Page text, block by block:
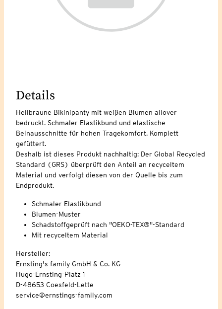
Details
Hellbraune Bikinipanty mit weißen Blumen allover
bedruckt. Schmaler Elastikbund und elastische
Beinausschnitte für hohen Tragekomfort. Komplett
gefüttert.
Deshalb ist dieses Produkt nachhaltig: Der Global Recycled
Standard (GRS) überprüft den Anteil an recyceltem
Material und verfolgt diesen von der Quelle bis zum
Endprodukt.
Schmaler Elastikbund
Blumen-Muster
Schadstoffgeprüft nach "OEKO-TEX®"-Standard
Mit recyceltem Material
Hersteller:
Ernsting's family GmbH & Co. KG
Hugo-Ernsting-Platz 1
D-48653 Coesfeld-Lette
service@ernstings-family.com